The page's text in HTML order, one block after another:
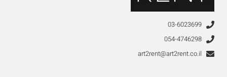
03-6023699
054-4746298
art2rent@art2rent.co.il